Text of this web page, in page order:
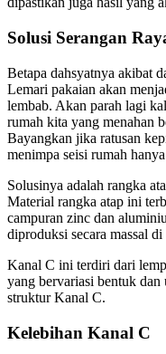
Solusi Serangan
Betapa dahsyatnya akibat
Lemari pakaian akan
lembab. Akan parah lagi
rumah kita yang menahan
Bayangkan jika ratusan
menimpa seisi rumah
Solusinya adalah rangka
Material rangka atap ini
campuran zinc dan
diproduksi secara massal di
Kanal C ini terdiri dari
yang bervariasi bentuk
struktur Kanal C.
Kelebihan Kanal C